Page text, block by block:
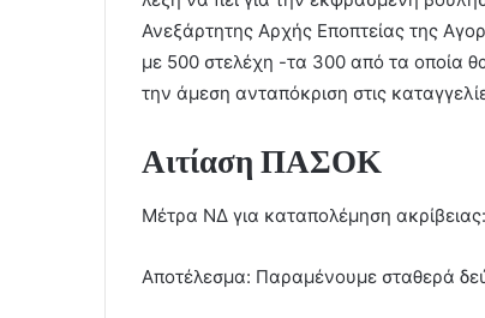
Ανεξάρτητης Αρχής Εποπτείας της
με 500 στελέχη -τα 300 από τα οποία
την άμεση ανταπόκριση στις
Αιτίαση ΠΑΣΟΚ
Μέτρα ΝΔ για καταπολέμηση
Αποτέλεσμα: Παραμένουμε σταθερά